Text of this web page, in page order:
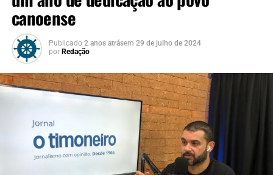
canoense
Publicado 2 anos atrásem 29 de julho de 2024
por Redação